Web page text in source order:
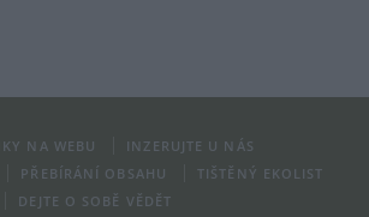
NA WEBU
INZERUJTE U NÁS
PŘEBÍRÁNÍ OBSAHU
TIŠTĚNÝ EKOLIST
DEJTE O SOBĚ VĚDĚT